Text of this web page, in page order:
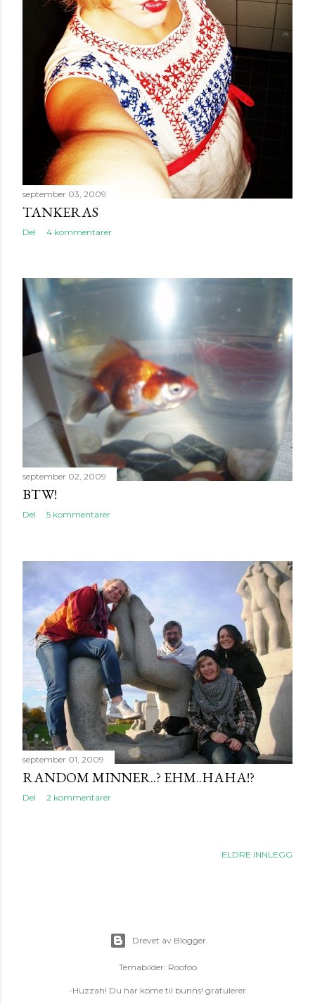
september 03, 2009
TANKERAS
Del 4 kommentarer
september 02, 2009
BTW!
Del 5 kommentarer
september 01, 2009
RANDOM MINNER..? EHM..HAHA!?
Del 2 kommentarer
ELDRE INNLEGG
Drevet av Blogger
Temabilder: Roofoo
-Huzzah! Du har kome til bunns! gratulerer